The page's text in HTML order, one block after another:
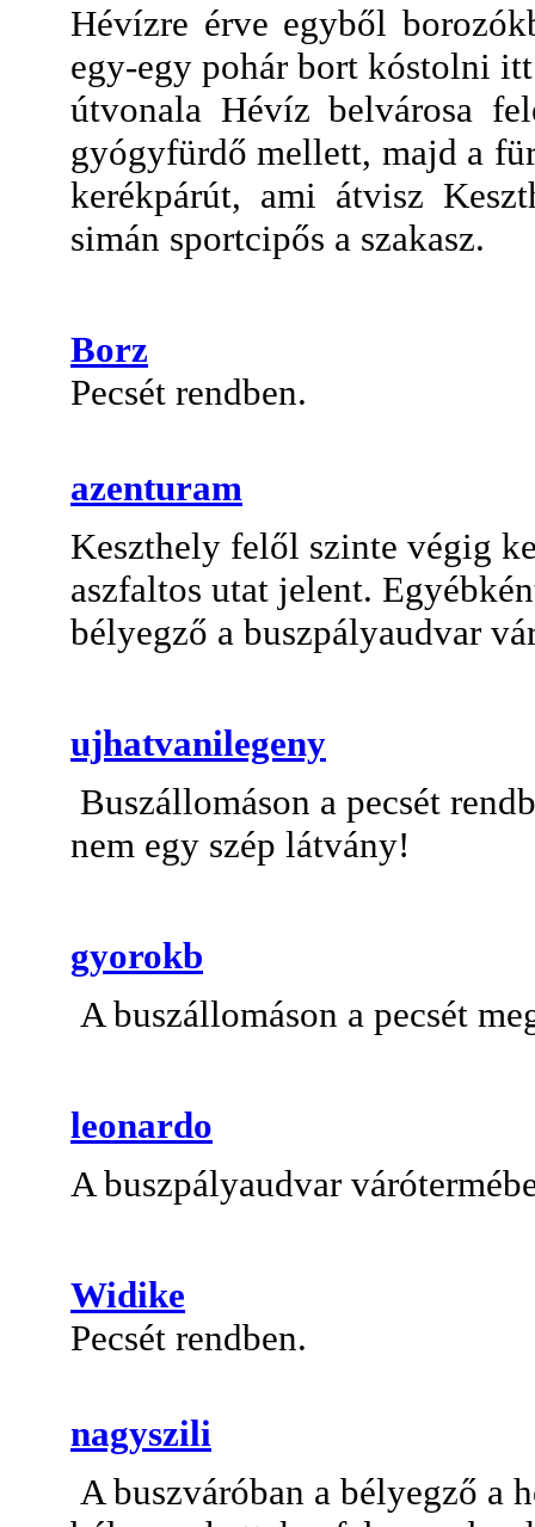
Hévízre érve egyből
egy-egy pohár bort kóstolni
útvonala Hévíz belvárosa
gyógyfürdő mellett, majd a
kerékpárút, ami átvisz
simán sportcipős a szakasz.
Borz
Pecsét rendben.
azenturam
Keszthely felől szinte végig
aszfaltos utat jelent.
bélyegző a buszpályaudvar
ujhatvanilegeny
Buszállomáson a pecsét
nem egy szép látvány!
gyorokb
A buszállomáson a pecsét
leonardo
A buszpályaudvar
Widike
Pecsét rendben.
nagyszili
A buszváróban a bélyegző a